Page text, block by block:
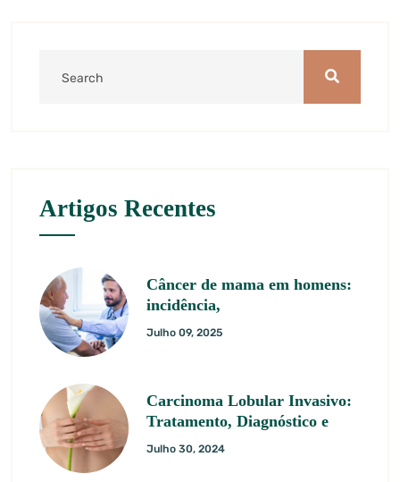
Artigos Recentes
Câncer de mama em homens:
incidência,
Julho 09, 2025
Carcinoma Lobular Invasivo:
Tratamento, Diagnóstico e
Julho 30, 2024